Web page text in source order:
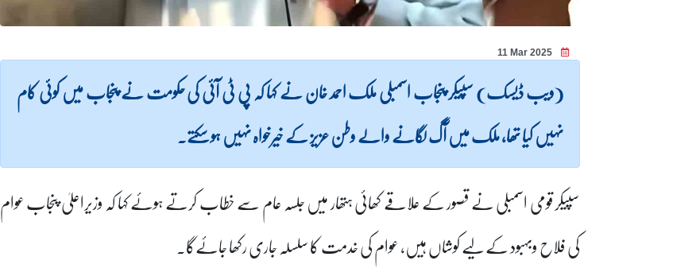
11 Mar 2025
(ویب ڈیسک) سپیکر پنجاب اسمبلی ملک احمد خان نے کہا کہ پی ٹی آئی کی حکومت نے پنجاب میں کوئی کام
نہیں کیا تھا، ملک میں آگ لگانے والے وطن عزیز کے خیرخواہ نہیں ہو سکتے۔
سپیکر قومی اسمبلی نے قصور کے علاقے کھائی ہتھار میں جلسہ عام سے خطاب کرتے ہوئے کہا کہ وزیراعلیٰ پنجاب عوام
کی فلاح وبہبود کے لیے کوشاں ہیں، عوام کی خدمت کا سلسلہ جاری رکھا جائےگا۔